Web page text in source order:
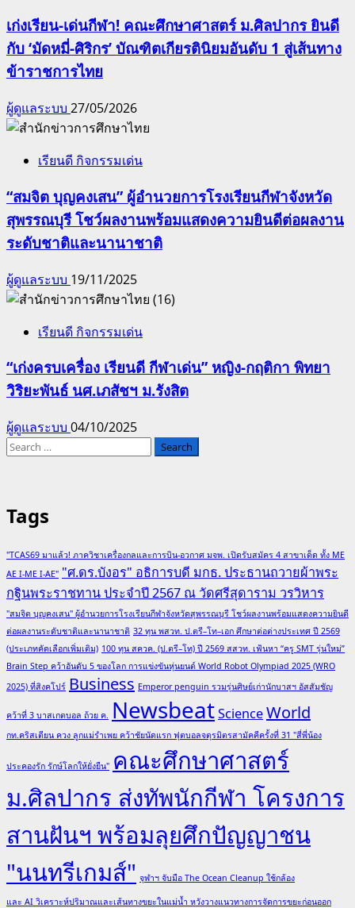
เก่งเรียน-เด่นกีฬา! คณะศึกษาศาสตร์ ม.ศิลปากร ยินดี
กับ ‘มัดหมี่-ศิริกร’ บัณฑิตเกียรตินิยมอันดับ 1 สู่เส้นทาง
ข้าราชการไทย
ผู้ดูแลระบบ 27/05/2026
เรียนดี กิจกรรมเด่น
“สมจิต บุญคงเสน” ผู้อำนวยการโรงเรียนกีฬาจังหวัด
สุพรรณบุรี โชว์ผลงานพร้อมแสดงความยินดีต่อผลงาน
ระดับชาติและนานาชาติ
ผู้ดูแลระบบ 19/11/2025
เรียนดี กิจกรรมเด่น
“เก่งครบเครื่อง เรียนดี กีฬาเด่น” หญิง-กฤติกา พิทยา
วิริยะพันธ์ นศ.เภสัชฯ ม.รังสิต
ผู้ดูแลระบบ 04/10/2025
Search
Tags
"TCAS69 มาแล้ว! ภาควิชาเครื่องกลและการบิน-อวกาศ มจพ. เปิดรับสมัคร 4 สาขาเด็ด ทั้ง ME
AE I-ME I-AE" "ศ.ดร.บังอร" อธิการบดี มกธ. ประธานถวายผ้าพระ
กฐินพระราชทาน ประจำปี 2567 ณ วัดศรีสุดาราม วรวิหาร
"สมจิต บุญคงเสน" ผู้อำนวยการโรงเรียนกีฬาจังหวัดสุพรรณบุรี โชว์ผลงานพร้อมแสดงความยินดี
ต่อผลงานระดับชาติและนานาชาติ 32 ทุน พสวท. ป.ตรี–โท–เอก ศึกษาต่อต่างประเทศ ปี 2569
(ประเภทคัดเลือกเพิ่มเติม) 100 ทุน สควค. (ป.ตรี–โท) ปี 2569 สสวท. เฟ้นหา “ครู SMT รุ่นใหม่”
Brain Step คว้าอันดับ 5 ของโลก การแข่งขันหุ่นยนต์ World Robot Olympiad 2025 (WRO
2025) ที่สิงคโปร์ Business Emperor penguin รวมรุ่นศิษย์เก่านักบาสฯ อัสสัมชัญ
คว้าที่ 3 บาสเกตบอล ถ้วย ค. NewsbeatScienceWorld
กท.คริสเตียน ควง ลูกแม่รำเพย คว้าชัยนัดแรก ฟุตบอลจตุรมิตรสามัคคีครั้งที่ 31 "สี่พี่น้อง
ประคองรัก รักษ์โลกให้ยั่งยืน" คณะศึกษาศาสตร์
ม.ศิลปากร ส่งทัพนักกีฬา โครงการ
สานฝันฯ พร้อมลุยศึกปัญญาชน
"นนทรีเกมส์" จุฬาฯ จับมือ The Ocean Cleanup ใช้กล้อง
และ AI วิเคราะห์ปริมาณและเส้นทางขยะในแม่น้ำ หวังวางแนวทางการจัดการขยะก่อนออก